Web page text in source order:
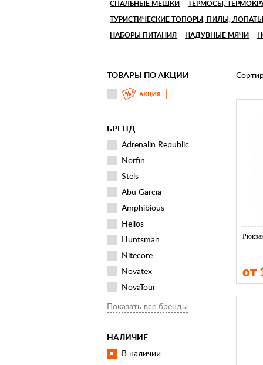
СПАЛЬНЫЕ МЕШКИ ТЕРМОСЫ,
ТУРИСТИЧЕСКИЕ ТОПОРЫ, ПИЛЫ, ЛОПАТЫ
НАБОРЫ ПИТАНИЯ НАДУВНЫЕ МЯЧИ
ТОВАРЫ ПО АКЦИИ
БРЕНД
Adrenalin Republic
Norfin
Stels
Abu Garcia
Amphibious
Helios
Huntsman
Nitecore
Novatex
NovaTour
PERECAT
Восток
Пикник по-русски
Показать все бренды
НАЛИЧИЕ
В наличии
от